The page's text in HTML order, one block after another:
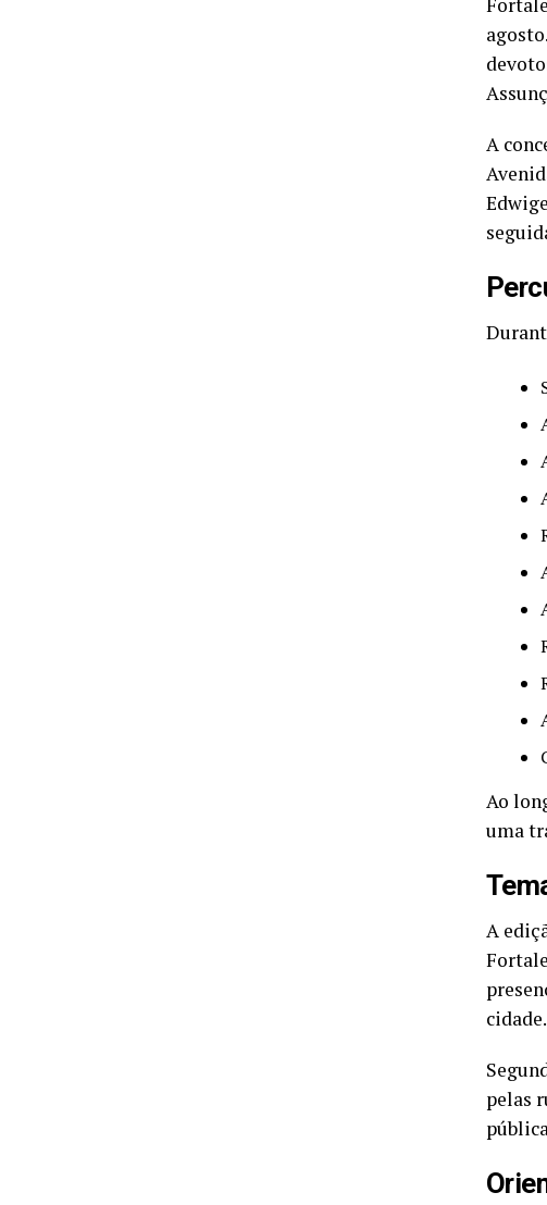
A
Ao
uma
A
cidade.
pelas